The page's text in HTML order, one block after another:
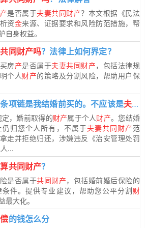
产是否属于夫妻共同财产？本文根据《民法
资金来源、证据要求和风险防范措施，帮
自身权益。
同财产吗？法律上如何界定？
房产是否属于夫妻共同财产，包括法律规
个人财产的策略及分割风险，帮助用户保
项链是我结婚前买的。不应该是夫妻共同财产吗
定，婚前取得的财产属于个人财产。您结婚
归您个人所有，不属于夫妻共同财产范
走并拒绝归还，涉嫌违反《治安管理处罚
...
算共同财产？
是否属于共同财产，包括婚前婚后保险的
件。提供专业建议，帮助您公平分割 财
最大化。
的钱怎么分